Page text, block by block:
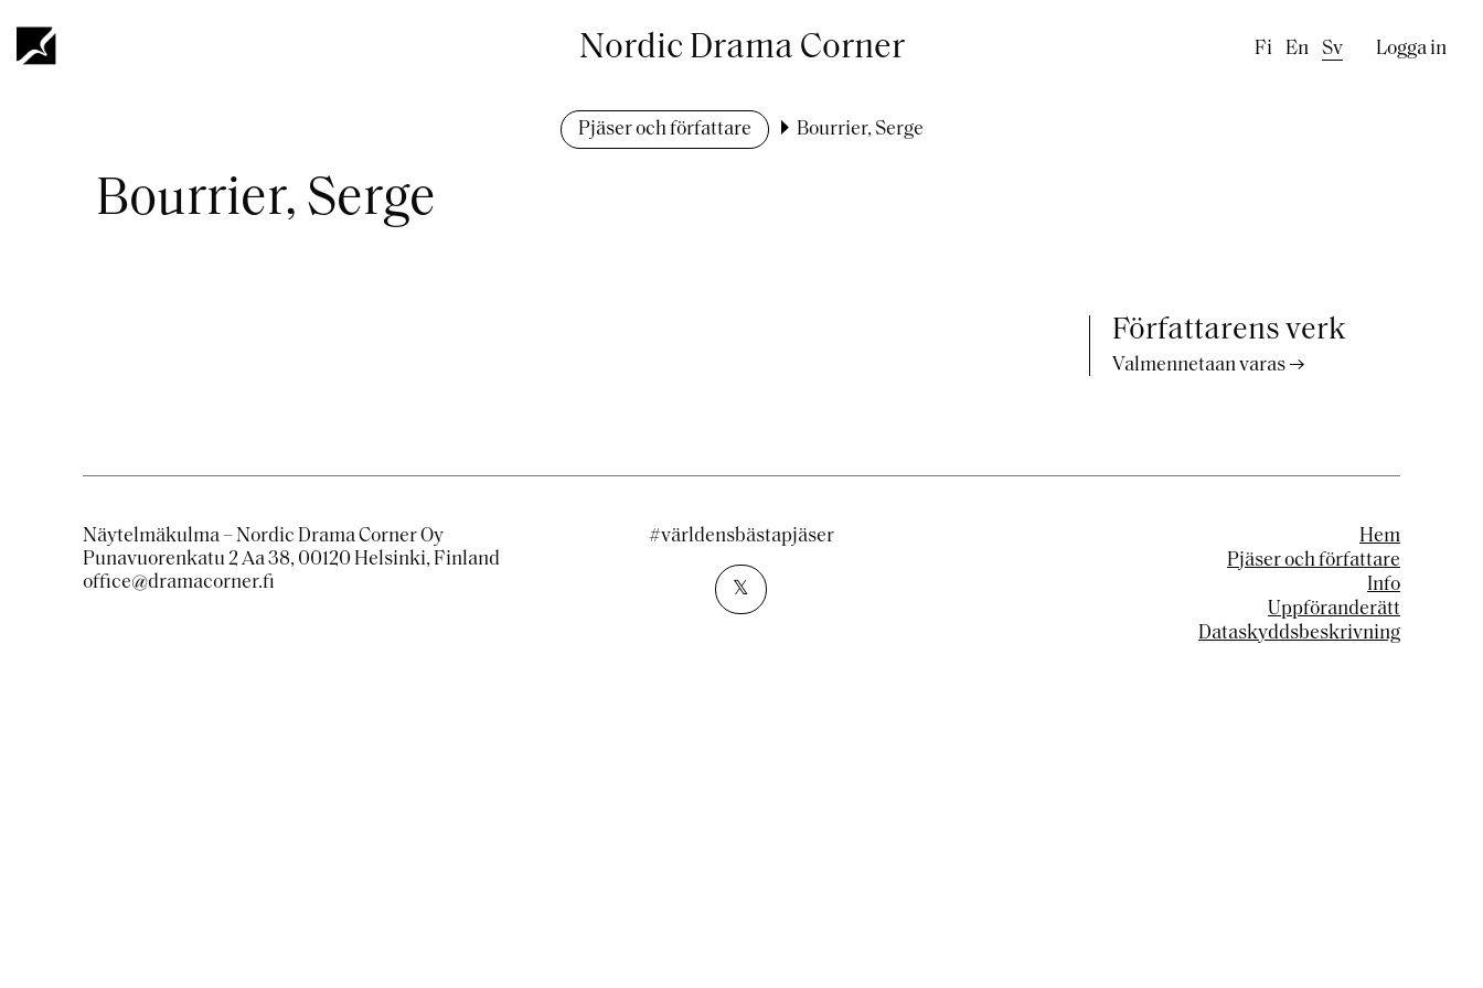
till
huvudinnehåll
Nordic Drama Corner Fi En Sv Logga in
Pjäser och författare Bourrier, Serge
Bourrier, Serge
Författarens verk
Valmennetaan varas
Näytelmäkulma – Nordic Drama Corner Oy
Punavuorenkatu 2 Aa 38, 00120 Helsinki, Finland
office@dramacorner.fi
Hem
Pjäser och författare
Info
Uppföranderätt
Dataskyddsbeskrivning
#världensbästapjäser
𝕏